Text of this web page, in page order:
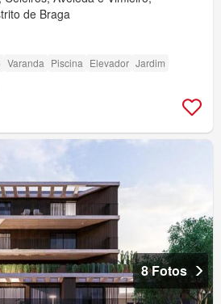
de Braga
Varanda Piscina Elevador Jardim
8 Fotos